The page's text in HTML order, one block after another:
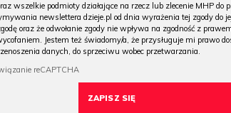
wszelkie podmioty działające na rzecz lub zlecenie MHP
newslettera dzieje.pl od dnia wyrażenia tej zgody do
oraz że odwołanie zgody nie wpływa na zgodność z
Jestem też świadomy/a, że przysługuje mi prawo
danych, do sprzeciwu wobec przetwarzania.